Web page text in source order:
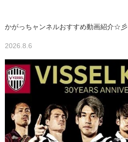
かがっちャンネルおすすめ動画紹介☆彡
2026.8.6